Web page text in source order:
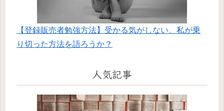
【登録販売者勉強方法】受かる気がしない、私が乗
り切った方法を語ろうか？
人気記事